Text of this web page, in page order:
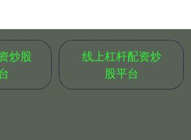
炒股
线上杠杆配资炒
股平台